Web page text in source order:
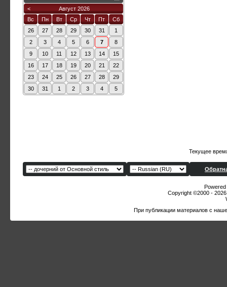
<
Август 2026
Вс
Пн Вт Ср Чт Пт
Сб
26
27 28 29 30 31
1
2
3 4 5 6 7
8
9
10 11 12 13 14
15
16
17 18 19 20 21
22
23
24 25 26 27 28
29
30
31 1 2 3 4 5
Текущее
Copyright ©2000 -
При публикации материалов с